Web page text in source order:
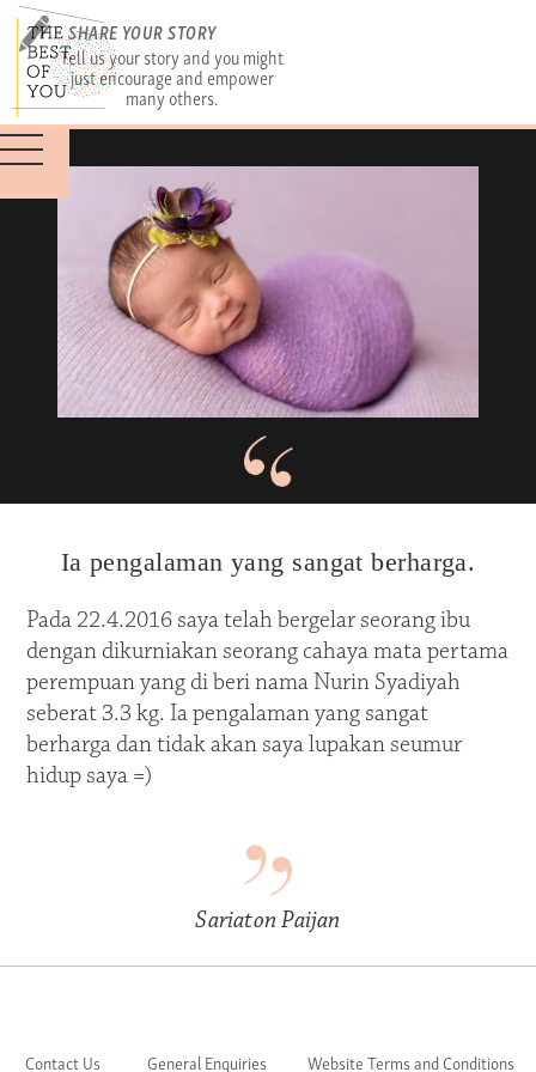
SHARE YOUR STORY
Tell us your story and you might
just encourage and empower
many others.
Ia pengalaman yang sangat berharga.
Pada 22.4.2016 saya telah bergelar seorang ibu
dengan dikurniakan seorang cahaya mata pertama
perempuan yang di beri nama Nurin Syadiyah
seberat 3.3 kg. Ia pengalaman yang sangat
berharga dan tidak akan saya lupakan seumur
hidup saya =)
Sariaton Paijan
Contact Us General Enquiries Website Terms and Conditions